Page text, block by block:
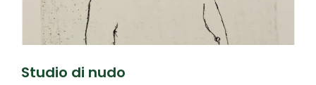
Studio di nudo